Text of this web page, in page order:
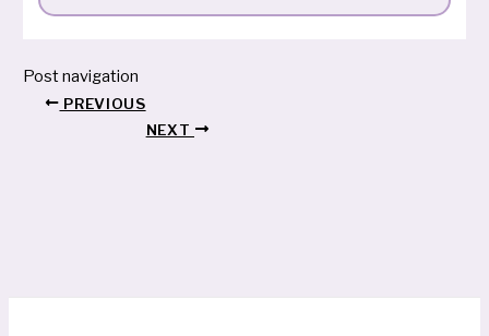
Post navigation
PREVIOUS
NEXT